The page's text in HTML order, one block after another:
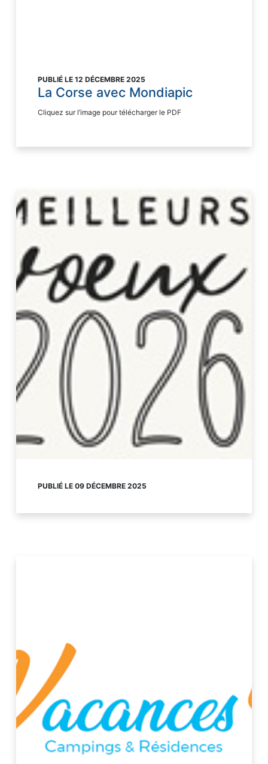
PUBLIÉ LE 12 DÉCEMBRE 2025
La Corse avec Mondiapic
Cliquez sur l’image pour télécharger le PDF
PUBLIÉ LE 09 DÉCEMBRE 2025